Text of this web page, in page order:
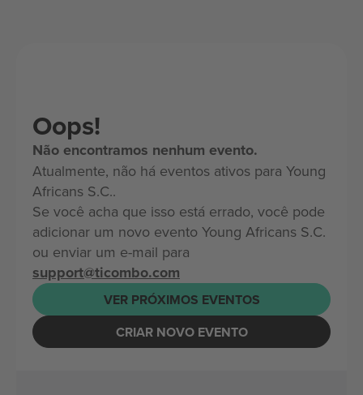
Oops!
Não encontramos nenhum evento.
Atualmente, não há eventos ativos para Young
Africans S.C..
Se você acha que isso está errado, você pode
adicionar um novo evento Young Africans S.C.
ou enviar um e-mail para
support@ticombo.com
VER PRÓXIMOS EVENTOS
CRIAR NOVO EVENTO